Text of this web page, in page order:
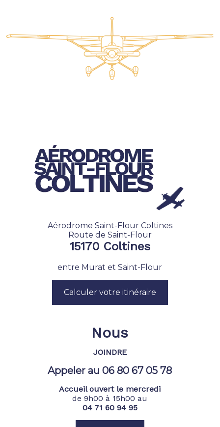
Aérodrome Saint-Flour Coltines
Route de Saint-Flour
15170 Coltines
entre Murat et Saint-Flour
Calculer votre itinéraire
Nous
JOINDRE
Appeler au 06 80 67 05 78
Accueil ouvert le mercredi
de 9h00 à 15h00 au
04 71 60 94 95